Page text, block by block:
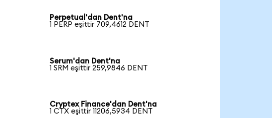
Perpetual'dan Dent'na
1 PERP eşittir 709,4612 DENT
Serum'dan Dent'na
1 SRM eşittir 259,9846 DENT
Cryptex Finance'dan Dent'na
1 CTX eşittir 11206,5934 DENT